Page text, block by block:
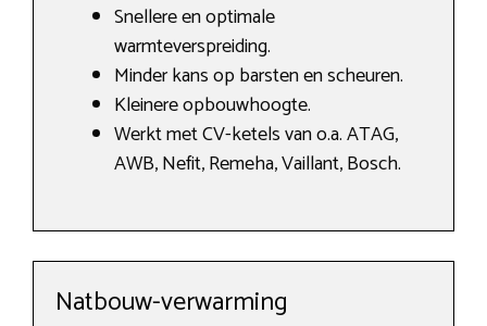
Snellere en optimale
warmteverspreiding.
Minder kans op barsten en scheuren.
Kleinere opbouwhoogte.
Werkt met CV-ketels van o.a. ATAG,
AWB, Nefit, Remeha, Vaillant, Bosch.
Natbouw-verwarming